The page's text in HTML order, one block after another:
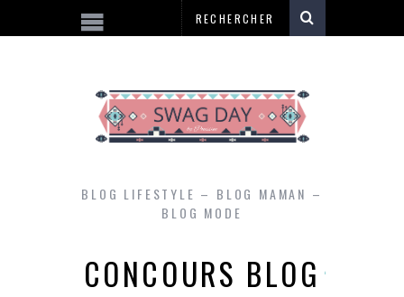
BLOG LIFESTYLE – BLOG MAMAN –
BLOG MODE
CONCOURS BLOG